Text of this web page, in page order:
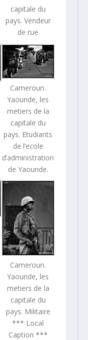
capitale du
pays. Vendeur
de rue
Cameroun.
Yaounde, les
metiers de la
capitale du
pays. Etudiants
de l’ecole
d’administration
de Yaounde.
Cameroun.
Yaounde, les
metiers de la
capitale du
pays. Militaire
*** Local
Caption ***